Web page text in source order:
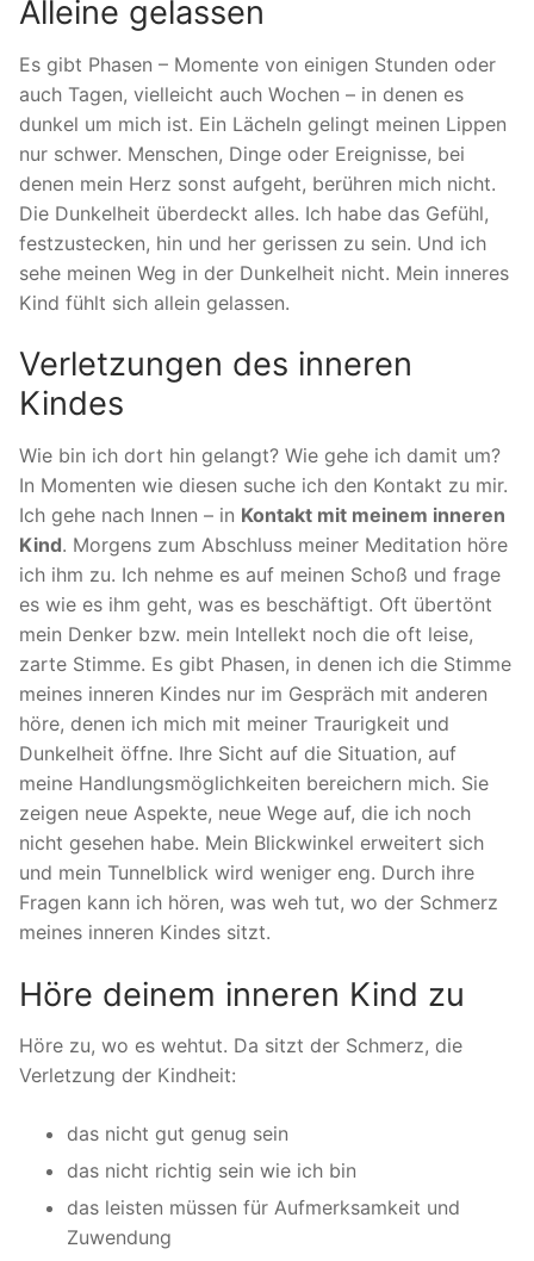
Alleine gelassen
Es gibt Phasen – Momente von einigen Stunden oder
auch Tagen, vielleicht auch Wochen – in denen es
dunkel um mich ist. Ein Lächeln gelingt meinen Lippen
nur schwer. Menschen, Dinge oder Ereignisse, bei
denen mein Herz sonst aufgeht, berühren mich nicht.
Die Dunkelheit überdeckt alles. Ich habe das Gefühl,
festzustecken, hin und her gerissen zu sein. Und ich
sehe meinen Weg in der Dunkelheit nicht. Mein inneres
Kind fühlt sich allein gelassen.
Verletzungen des inneren
Kindes
Wie bin ich dort hin gelangt? Wie gehe ich damit um?
In Momenten wie diesen suche ich den Kontakt zu mir.
Ich gehe nach Innen – in Kontakt mit meinem inneren
Kind. Morgens zum Abschluss meiner Meditation höre
ich ihm zu. Ich nehme es auf meinen Schoß und frage
es wie es ihm geht, was es beschäftigt. Oft übertönt
mein Denker bzw. mein Intellekt noch die oft leise,
zarte Stimme. Es gibt Phasen, in denen ich die Stimme
meines inneren Kindes nur im Gespräch mit anderen
höre, denen ich mich mit meiner Traurigkeit und
Dunkelheit öffne. Ihre Sicht auf die Situation, auf
meine Handlungsmöglichkeiten bereichern mich. Sie
zeigen neue Aspekte, neue Wege auf, die ich noch
nicht gesehen habe. Mein Blickwinkel erweitert sich
und mein Tunnelblick wird weniger eng. Durch ihre
Fragen kann ich hören, was weh tut, wo der Schmerz
meines inneren Kindes sitzt.
Höre deinem inneren Kind zu
Höre zu, wo es wehtut. Da sitzt der Schmerz, die
Verletzung der Kindheit:
das nicht gut genug sein
das nicht richtig sein wie ich bin
das leisten müssen für Aufmerksamkeit und
Zuwendung